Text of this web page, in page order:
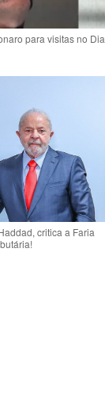
para visitas no Dia
critica a Faria